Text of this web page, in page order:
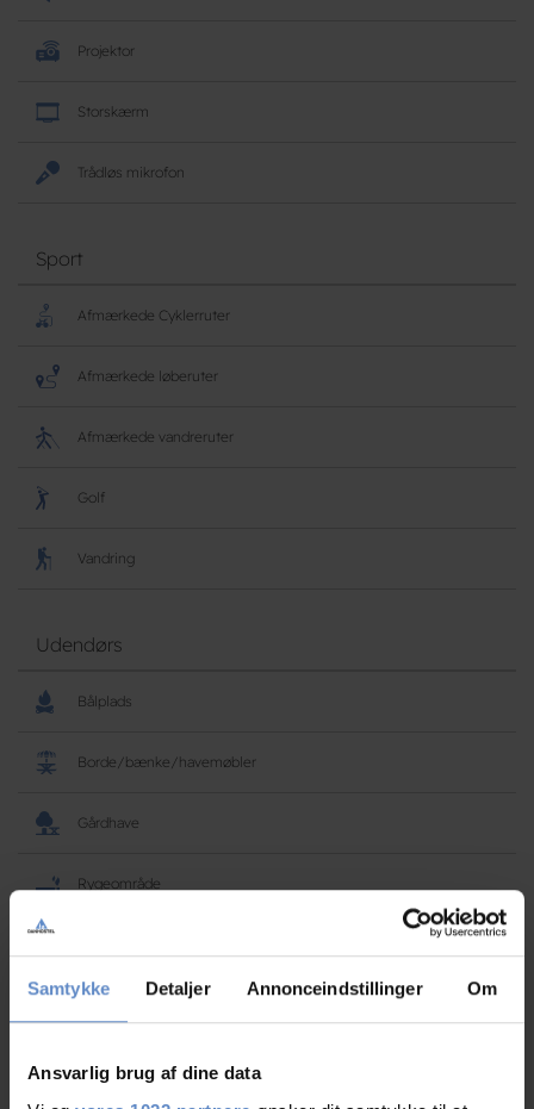
Samtykke Detaljer Annonceindstillinger Om
Ansvarlig brug af dine data
Projektor
Storskærm
Trådløs mikrofon
Sport
Afmærkede Cyklerruter
Afmærkede løberuter
Afmærkede vandreruter
Golf
Vandring
Udendørs
Bålplads
Borde/bænke/havemøbler
Gårdhave
Rygeområde
Hunde er velkomne
Gratis wifi